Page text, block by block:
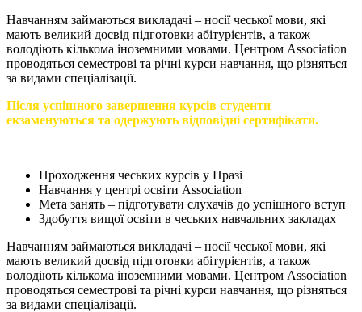
Навчанням займаються викладачі – носії чеської мови, які
мають великий досвід підготовки абітурієнтів, а також
володіють кількома іноземними мовами. Центром Association
проводяться семестрові та річні курси навчання, що різняться
за видами спеціалізації.
Після успішного завершення курсів студенти
екзаменуються та одержують відповідні сертифікати.
Проходження чеських курсів у Празі
Навчання у центрі освіти Association
Мета занять – підготувати слухачів до успішного вступ
Здобуття вищої освіти в чеських навчальних закладах
Навчанням займаються викладачі – носії чеської мови, які
мають великий досвід підготовки абітурієнтів, а також
володіють кількома іноземними мовами. Центром Association
проводяться семестрові та річні курси навчання, що різняться
за видами спеціалізації.